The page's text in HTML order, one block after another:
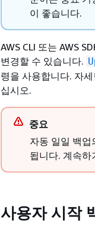
이 좋습니다.
AWS CLI 또는 AWS
변경할 수 있습니다.
령을 사용합니다. 자
십시오.
중요
자동 일일 백업
됩니다. 계속
사용자 시작